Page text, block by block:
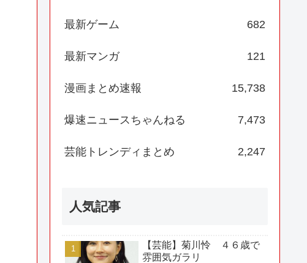
最新ゲーム 682
最新マンガ 121
漫画まとめ速報 15,738
爆速ニュースちゃんねる 7,473
芸能トレンディまとめ 2,247
人気記事
【芸能】菊川怜 ４６歳で
雰囲気ガラリ